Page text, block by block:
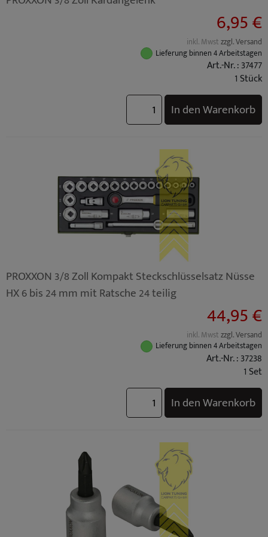
6,95 €
inkl. Mwstzzgl. Versand
Lieferung binnen 4 Arbeitstagen
Art.-Nr. : 37477
1 Stück
In den Warenkorb
PROXXON 3/8 Zoll Kompakt Steckschlüsselsatz Nüsse
HX 6 bis 24 mm mit Ratsche 24 teilig
44,95 €
inkl. Mwstzzgl. Versand
Lieferung binnen 4 Arbeitstagen
Art.-Nr. : 37238
1 Set
In den Warenkorb